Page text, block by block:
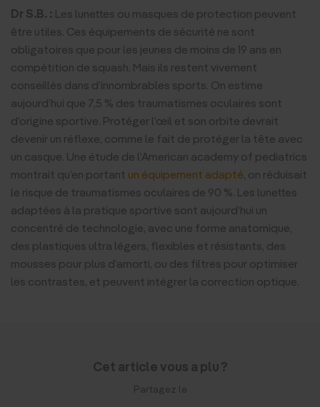
Dr S.B. : Les lunettes ou masques de protection peuvent
être utiles. Ces équipements de sécurité ne sont
obligatoires que pour les jeunes de moins de 19 ans en
compétition de squash. Mais ils restent vivement
conseillés dans d’innombrables sports. On estime
aujourd’hui que 7,5 % des traumatismes oculaires sont
d’origine sportive. Protéger l’œil et son orbite devrait
devenir un réflexe, comme le fait de protéger la tête avec
un casque. Une étude de l’American academy of pediatrics
montrait qu’en portant un équipement adapté, on réduisait
le risque de traumatismes oculaires de 90 %. Les lunettes
adaptées à la pratique sportive sont aujourd’hui un
concentré de technologie, avec une forme anatomique,
des plastiques ultra légers, flexibles et résistants, des
mousses pour plus d’amorti, ou des filtres pour optimiser
les contrastes, et peuvent intégrer la correction optique.
Cet article vous a plu ?
Partagez le